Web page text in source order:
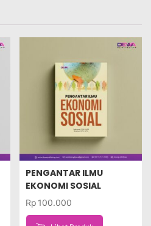
PENGANTAR ILMU
EKONOMI SOSIAL
Rp 100.000